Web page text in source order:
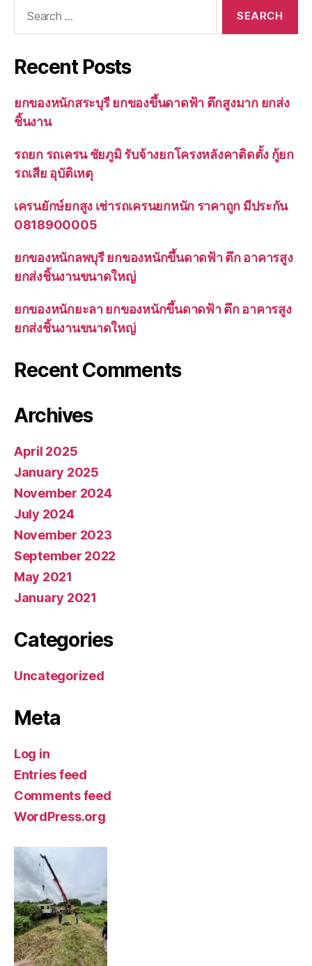
Recent Posts
ยกของหนักสระบุรี ยกของขึ้นดาดฟ้า ตึกสูงมาก ยกส่ง
ชิ้นงาน
รถยก รถเครน ชัยภูมิ รับจ้างยกโครงหลังคาติดตั้ง กู้ยก
รถเสีย อุบัติเหตุ
เครนยักษ์ยกสูง เช่ารถเครนยกหนัก ราคาถูก มีประกัน
0818900005
ยกของหนักลพบุรี ยกของหนักขึ้นดาดฟ้า ตึก อาคารสูง
ยกส่งชิ้นงานขนาดใหญ่
ยกของหนักยะลา ยกของหนักขึ้นดาดฟ้า ตึก อาคารสูง
ยกส่งชิ้นงานขนาดใหญ่
Recent Comments
Archives
April 2025
January 2025
November 2024
July 2024
November 2023
September 2022
May 2021
January 2021
Categories
Uncategorized
Meta
Log in
Entries feed
Comments feed
WordPress.org